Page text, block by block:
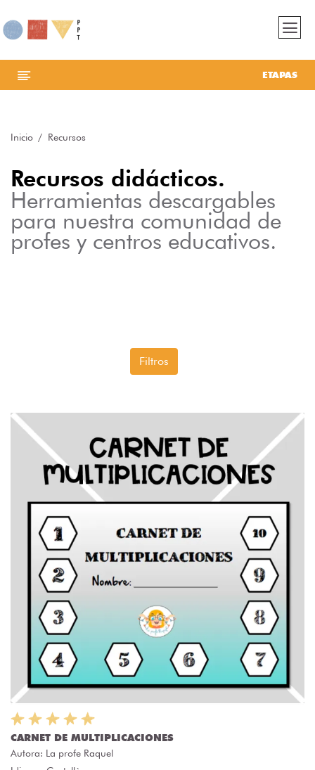
ETAPAS
Inicio Recursos
Recursos didácticos.
Herramientas descargables
para nuestra comunidad de
profes y centros educativos.
Filtros
CARNET DE MULTIPLICACIONES
Autora: La profe Raquel